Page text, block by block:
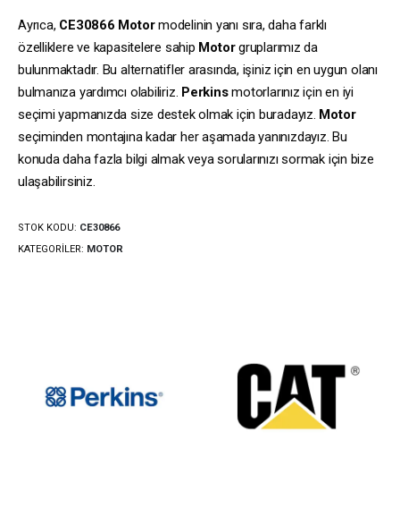
Ayrıca, CE30866 Motormodelinin yanı sıra, daha farklı
özelliklere ve kapasitelere sahip Motorgruplarımız da
bulunmaktadır. Bu alternatifler arasında, işiniz için en uygun olanı
bulmanıza yardımcı olabiliriz. Perkinsmotorlarınız için en iyi
seçimi yapmanızda size destek olmak için buradayız. Motor
seçiminden montajına kadar her aşamada yanınızdayız. Bu
konuda daha fazla bilgi almak veya sorularınızı sormak için bize
ulaşabilirsiniz.
STOK KODU: CE30866
KATEGORILER: MOTOR